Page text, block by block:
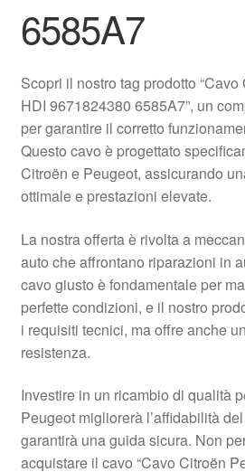
Contatto
Il mio account
Pagamenti
Politica sulla riservatezza
Registratore di cassa
Rimostranza
Termini e condizioni
6585A7
Scopri il nostro tag prodotto
HDI 9671824380 6585A7”, un
per garantire il corretto
Questo cavo è progettato
Citroën e Peugeot, assicurando
ottimale e prestazioni elevate.
La nostra offerta è rivolta a
auto che affrontano riparazioni in
cavo giusto è fondamentale per
perfette condizioni, e il nostro
i requisiti tecnici, ma offre anche
resistenza.
Investire in un ricambio di qualità
Peugeot migliorerà l’affidabilità
garantirà una guida sicura. Non
acquistare il cavo “Cavo Citroën